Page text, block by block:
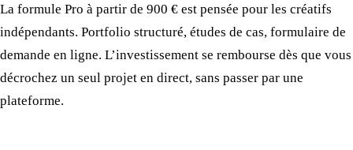
La formule Pro à partir de 900 € est pensée pour les créatifs
indépendants. Portfolio structuré, études de cas, formulaire de
demande en ligne. L’investissement se rembourse dès que vous
décrochez un seul projet en direct, sans passer par une
plateforme.